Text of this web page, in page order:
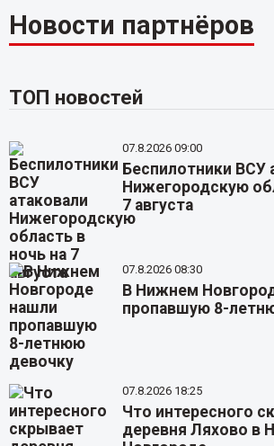
Новости партнёров
ТОП новостей
07.8.2026 09:00
Беспилотники ВСУ
Нижегородскую
7 августа
07.8.2026 08:30
В Нижнем
пропавшую 8-
07.8.2026 18:25
Что интересного
деревня Ляхово в